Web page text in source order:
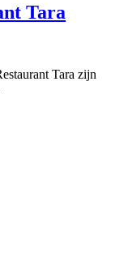
Tara
Tara zijn